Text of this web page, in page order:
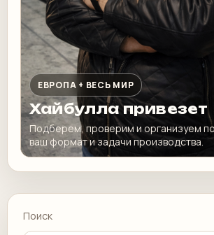
ЕВРОПА + ВЕСЬ МИР
Хайбулла привезет
Подберем, проверим и организуем
ваш формат и задачи производства.
Поиск